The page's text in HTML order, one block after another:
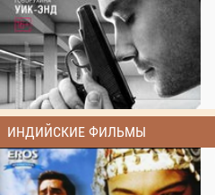
ИНДИЙСКИЕ ФИЛЬМЫ